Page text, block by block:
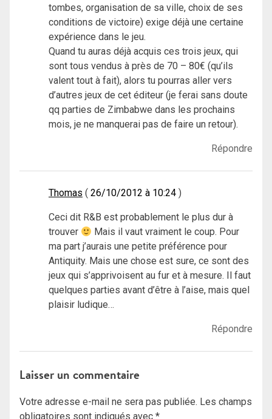
tombes, organisation de sa ville, choix de ses
conditions de victoire) exige déjà une certaine
expérience dans le jeu.
Quand tu auras déjà acquis ces trois jeux, qui
sont tous vendus à près de 70 – 80€ (qu’ils
valent tout à fait), alors tu pourras aller vers
d’autres jeux de cet éditeur (je ferai sans doute
qq parties de Zimbabwe dans les prochains
mois, je ne manquerai pas de faire un retour).
Répondre
Thomas 26/10/2012 à 10:24
Ceci dit R&B est probablement le plus dur à
trouver
Mais il vaut vraiment le coup. Pour
ma part j’aurais une petite préférence pour
Antiquity. Mais une chose est sure, ce sont des
jeux qui s’apprivoisent au fur et à mesure. Il faut
quelques parties avant d’être à l’aise, mais quel
plaisir ludique…
Répondre
Laisser un commentaire
Votre adresse e-mail ne sera pas publiée. Les champs
obligatoires sont indiqués avec *